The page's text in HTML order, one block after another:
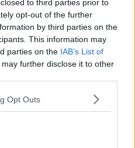
to third parties prior to
opt-out of the further
by third parties on the
This information may
parties on the IAB’s List of
may further disclose it to other
Opt Outs
in viaggio, a
sessuale un
e sedicenne,
collegio ricostruendo i
e treno regionale.
e parla di un semplice